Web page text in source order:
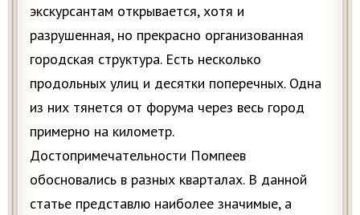
экскурсантам открывается, хотя и
разрушенная, но прекрасно организованная
городская структура. Есть несколько
продольных улиц и десятки поперечных. Одна
из них тянется от форума через весь город
примерно на километр.
Достопримечательности Помпеев
обосновались в разных кварталах. В данной
статье представлю наиболее значимые, а